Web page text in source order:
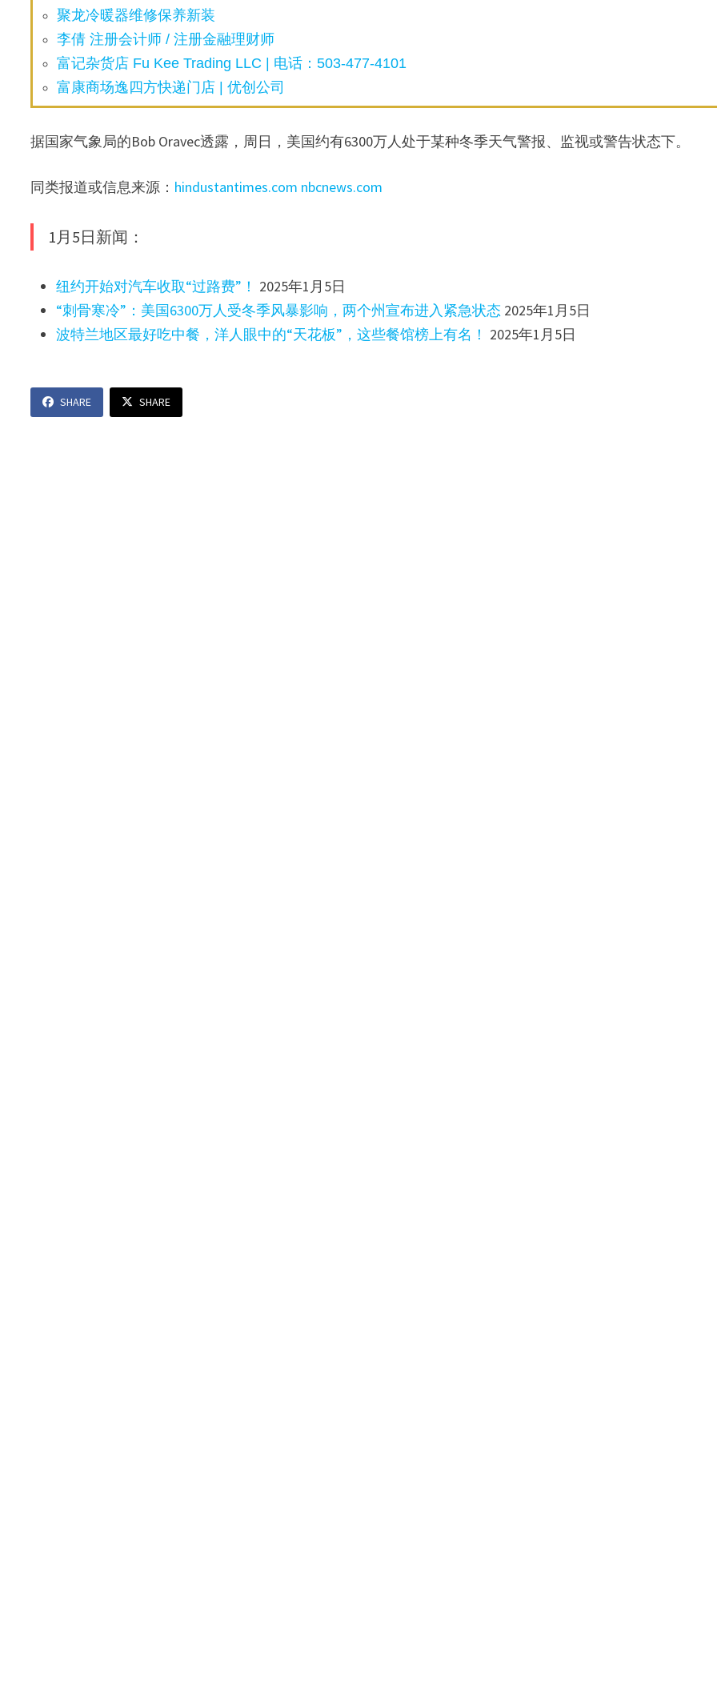
聚龙冷暖器维修保养新装
李倩 注册会计师 / 注册金融理财师
富记杂货店 Fu Kee Trading LLC | 电话：503-477-4101
富康商场逸四方快递门店 | 优创公司
据国家气象局的Bob Oravec透露，周日，美国约有6300万人处于某种冬季天气警报、监视或警告状态下。
同类报道或信息来源： hindustantimes.com nbcnews.com
1月5日新闻：
纽约开始对汽车收取“过路费”！ 2025年1月5日
“刺骨寒冷”：美国6300万人受冬季风暴影响，两个州宣布进入紧急状态 2025年1月5日
波特兰地区最好吃中餐，洋人眼中的“天花板”，这些餐馆榜上有名！ 2025年1月5日
SHARE SHARE